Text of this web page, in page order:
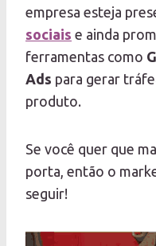
empresa esteja
sociais e ainda
ferramentas como
Ads para gerar
produto.
Se você quer que
porta, então o
seguir!